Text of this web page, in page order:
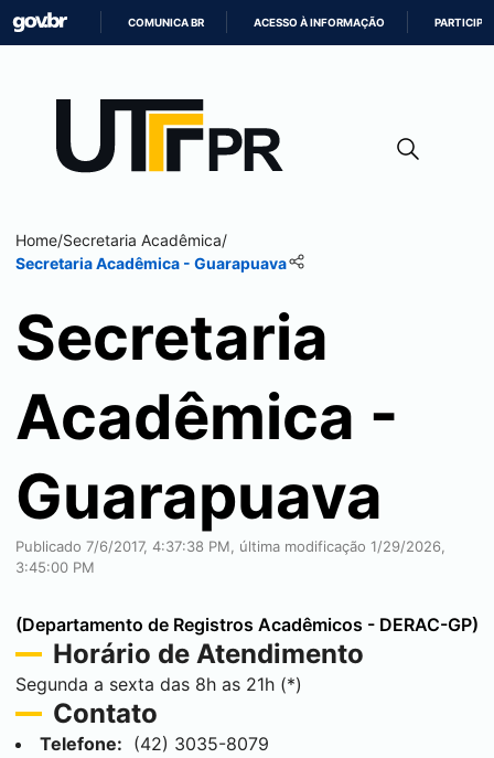
CONTEÚDO
COMUNICA BR ACESSO À INFORMAÇÃO PARTICIPE
Home/Secretaria Acadêmica/
Secretaria Acadêmica - Guarapuava
Secretaria
Acadêmica -
Guarapuava
Publicado 7/6/2017, 4:37:38 PM, última modificação 1/29/2026,
3:45:00 PM
(Departamento de Registros Acadêmicos - DERAC-GP)
Horário de Atendimento
Segunda a sexta das 8h as 21h (*)
Contato
Telefone: (42) 3035-8079